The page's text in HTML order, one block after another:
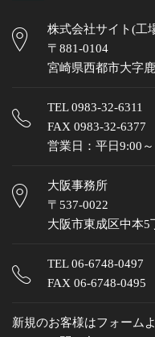
株式会社サイト(工
〒881-0104
宮崎県西都市大字
TEL0983-32-6311
FAX 0983-32-6377
営業日：平日9:00
大阪事務所
〒537-0022
大阪市東成区中本5
TEL06-6748-0497
FAX 06-6748-0495
新規のお客様はフォーム